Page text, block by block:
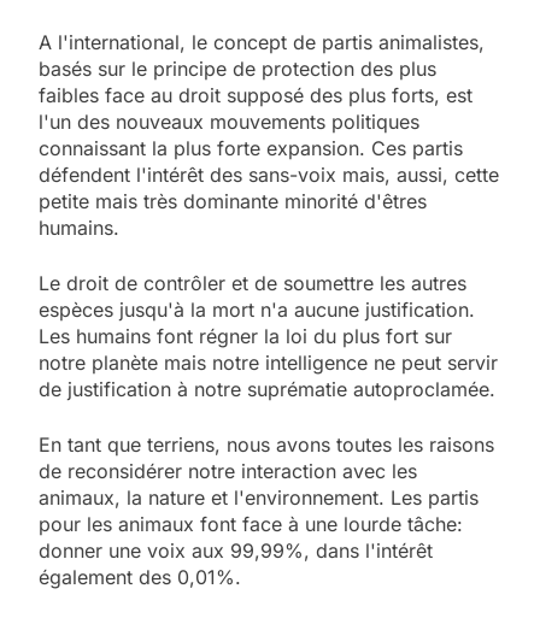
A l'international, le concept de partis animalistes,
basés sur le principe de protection des plus
faibles face au droit supposé des plus forts, est
l'un des nouveaux mouvements politiques
connaissant la plus forte expansion. Ces partis
défendent l'intérêt des sans-voix mais, aussi, cette
petite mais très dominante minorité d'êtres
humains.
Le droit de contrôler et de soumettre les autres
espèces jusqu'à la mort n'a aucune justification.
Les humains font régner la loi du plus fort sur
notre planète mais notre intelligence ne peut servir
de justification à notre suprématie autoproclamée.
En tant que terriens, nous avons toutes les raisons
de reconsidérer notre interaction avec les
animaux, la nature et l'environnement. Les partis
pour les animaux font face à une lourde tâche:
donner une voix aux 99,99%, dans l'intérêt
également des 0,01%.